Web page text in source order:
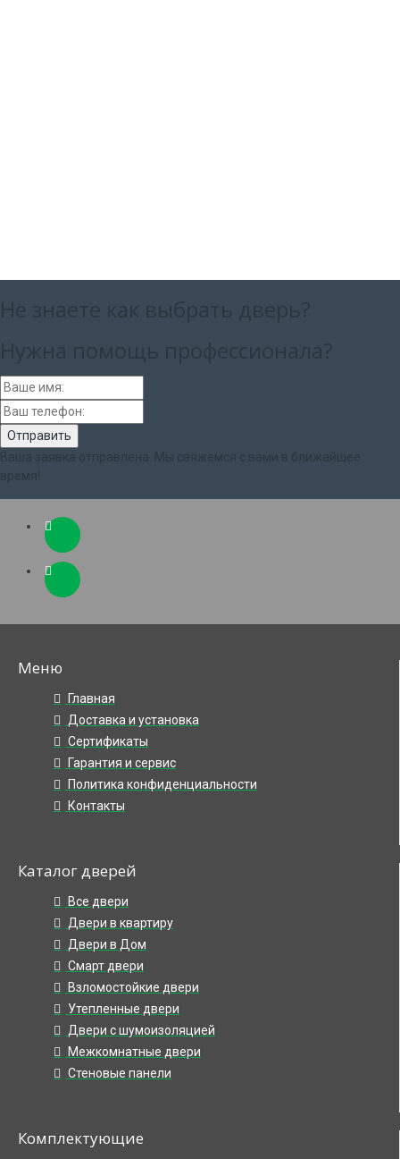
Меню
Главная
Доставка и установка
Сертификаты
Гарантия и сервис
Политика конфиденциальности
Контакты
Каталог дверей
Все двери
Двери в квартиру
Двери в Дом
Смарт двери
Взломостойкие двери
Утепленные двери
Двери с шумоизоляцией
Межкомнатные двери
Стеновые панели
Комплектующие